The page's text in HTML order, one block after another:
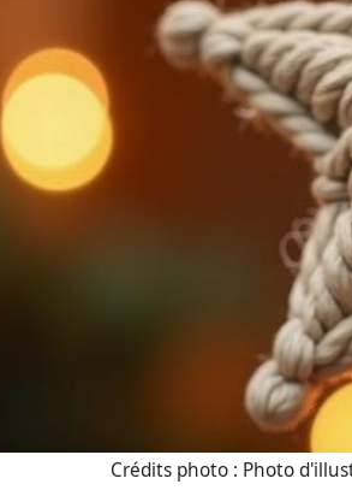
Crédits photo : Photo